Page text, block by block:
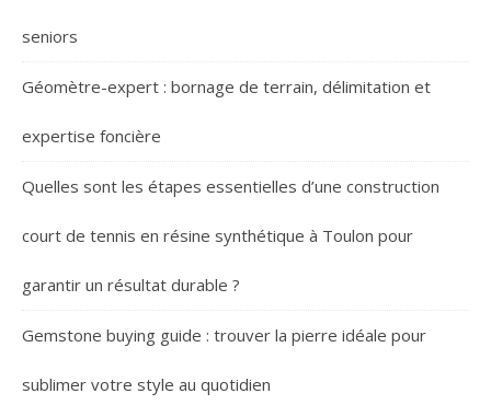
seniors
Géomètre-expert : bornage de terrain, délimitation et
expertise foncière
Quelles sont les étapes essentielles d’une construction
court de tennis en résine synthétique à Toulon pour
garantir un résultat durable ?
Gemstone buying guide : trouver la pierre idéale pour
sublimer votre style au quotidien